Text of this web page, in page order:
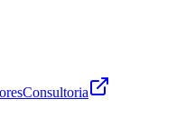
Consultoria